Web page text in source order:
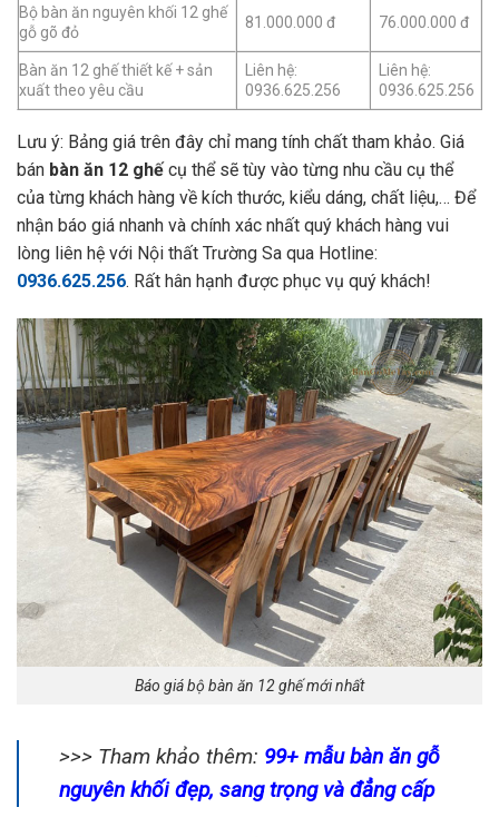
Bộ bàn ăn nguyên khối 12 ghế
gỗ gõ đỏ
81.000.000 đ 76.000.000 đ
Bàn ăn 12 ghế thiết kế + sản
xuất theo yêu cầu
Liên hệ:
0936.625.256
Liên hệ:
0936.625.256
Lưu ý: Bảng giá trên đây chỉ mang tính chất tham khảo. Giá
bán bàn ăn 12 ghếcụ thể sẽ tùy vào từng nhu cầu cụ thể
của từng khách hàng về kích thước, kiểu dáng, chất liệu,… Để
nhận báo giá nhanh và chính xác nhất quý khách hàng vui
lòng liên hệ với Nội thất Trường Sa qua Hotline:
0936.625.256. Rất hân hạnh được phục vụ quý khách!
Báo giá bộ bàn ăn 12 ghế mới nhất
>>> Tham khảo thêm: 99+ mẫu bàn ăn gỗ
nguyên khối đẹp, sang trọng và đẳng cấp